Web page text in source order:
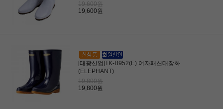
19,600원
19,600원
[태광산업]TK-B952(E) 여자패션대장화
(ELEPHANT)
19,800원
19,800원